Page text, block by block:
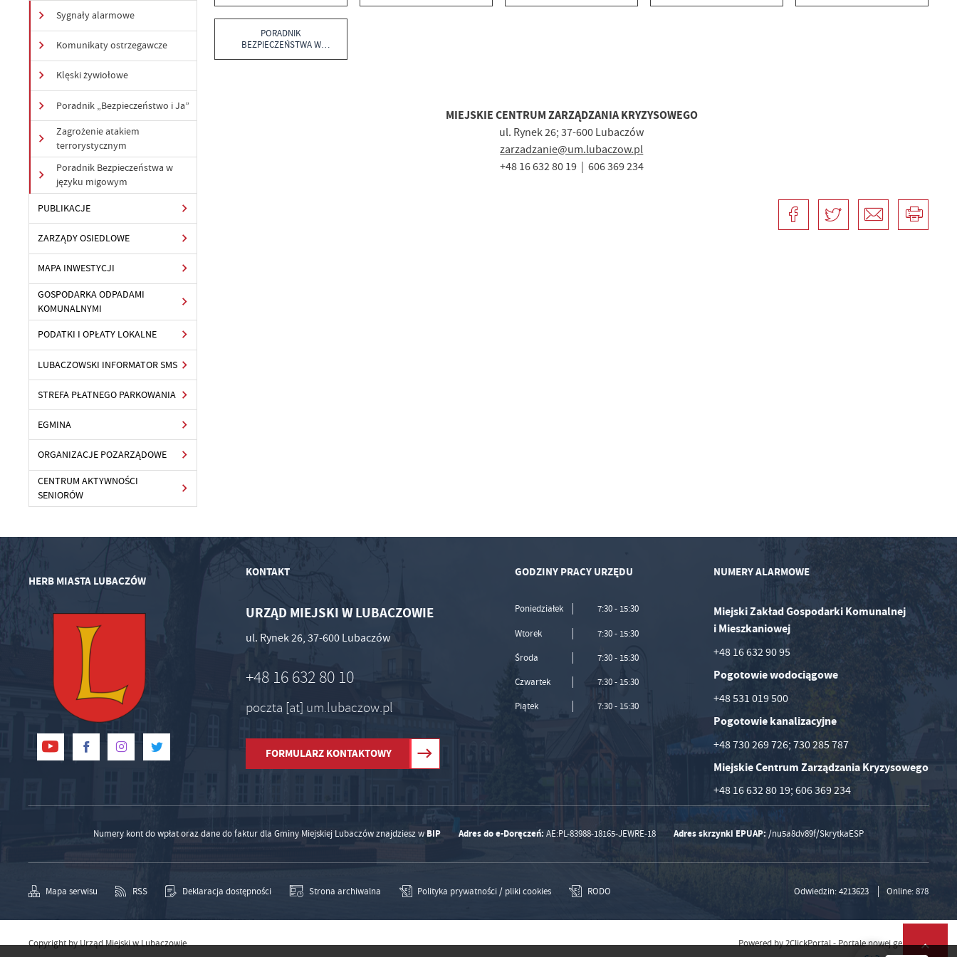
Sygnały alarmowe
Komunikaty ostrzegawcze
Klęski żywiołowe
Poradnik „Bezpieczeństwo i Ja”
Zagrożenie atakiem
terrorystycznym
Poradnik Bezpieczeństwa w
języku migowym
PUBLIKACJE
ZARZĄDY OSIEDLOWE
MAPA INWESTYCJI
GOSPODARKA ODPADAMI
KOMUNALNYMI
PODATKI I OPŁATY LOKALNE
LUBACZOWSKI INFORMATOR SMS
STREFA PŁATNEGO PARKOWANIA
EGMINA
ORGANIZACJE POZARZĄDOWE
CENTRUM AKTYWNOŚCI
SENIORÓW
PORADNIK
BEZPIECZEŃSTWA W
MIEJSKIE CENTRUM ZARZĄDZANIA KRYZYSOWEGO
ul. Rynek 26; 37-600 Lubaczów
zarzadzanie@um.lubaczow.pl
+48 16 632 80 19 | 606 369 234
HERB MIASTA LUBACZÓW
KONTAKT
URZĄD MIEJSKI W LUBACZOWIE
ul. Rynek 26, 37-600 Lubaczów
+48 16 632 80 10
poczta [at] um.lubaczow.pl
FORMULARZ KONTAKTOWY
GODZINY PRACY URZĘDU
Poniedziałek 7:30 - 15:30
Wtorek 7:30 - 15:30
Środa 7:30 - 15:30
Czwartek 7:30 - 15:30
Piątek 7:30 - 15:30
NUMERY ALARMOWE
Miejski Zakład Gospodarki Komunalnej
i Mieszkaniowej
+48 16 632 90 95
Pogotowie wodociągowe
+48 531 019 500
Pogotowie kanalizacyjne
+48 730 269 726; 730 285 787
Miejskie Centrum Zarządzania Kryzysowego
+48 16 632 80 19; 606 369 234
Numery kont do wpłat oraz dane do faktur dla Gminy Miejskiej Lubaczów znajdziesz w BIP Adres do e-Doręczeń: AE:PL-83988-18165-JEWRE-18 Adres skrzynki EPUAP: /nu5a8dv89f/SkrytkaESP
Mapa serwisu RSS Deklaracja dostępności Strona archiwalna Polityka prywatności / pliki cookies RODO Odwiedzin: 4213623 Online: 878
Copyright by Urząd Miejski w Lubaczowie Powered by2ClickPortal- Portale nowej generacji